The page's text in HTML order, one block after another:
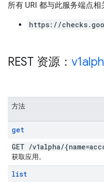
所有 URI 都与此服务端点相
https://
REST 资源：
方法
get
GET /v1alpha/
获取应用。
list